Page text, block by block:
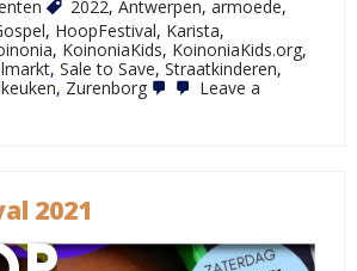
2022, Antwerpen, armoede,
, HoopFestival, Karista,
, KoinoniaKids, KoinoniaKids.org,
, Sale to Save, Straatkinderen,
, Zurenborg
Leave a
2021